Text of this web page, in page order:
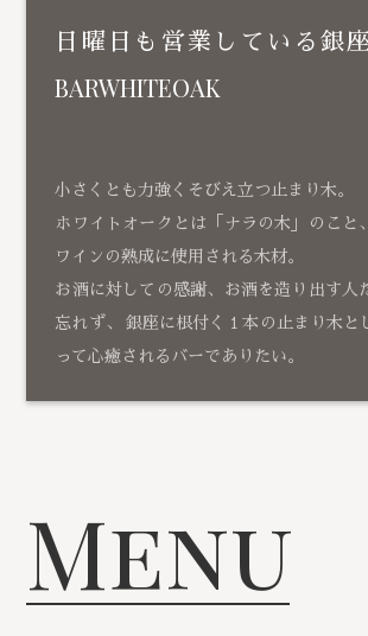
日曜日も営業している銀
BARWHITEOAK
小さくとも力強くそびえ立つ止まり木。
ホワイトオークとは「ナラの木」のこと
ワインの熟成に使用される木材。
お酒に対しての感謝、お酒を造り出す人
忘れず、 銀座に根付く１本の止まり木と
って心癒されるバーでありたい。
Menu